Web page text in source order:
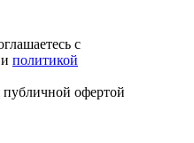
с
и политикой
офертой